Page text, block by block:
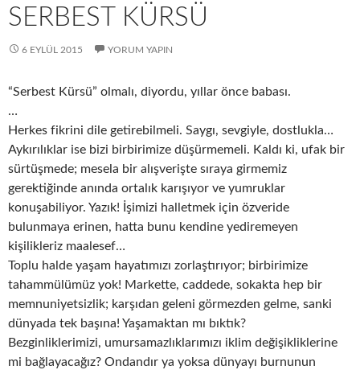
SERBEST KÜRSÜ
6 EYLÜL 2015 YORUM YAPIN
“Serbest Kürsü” olmalı, diyordu, yıllar önce babası.
…
Herkes fikrini dile getirebilmeli. Saygı, sevgiyle, dostlukla…
Aykırılıklar ise bizi birbirimize düşürmemeli. Kaldı ki, ufak bir
sürtüşmede; mesela bir alışverişte sıraya girmemiz
gerektiğinde anında ortalık karışıyor ve yumruklar
konuşabiliyor. Yazık! İşimizi halletmek için özveride
bulunmaya erinen, hatta bunu kendine yediremeyen
kişilikleriz maalesef…
Toplu halde yaşam hayatımızı zorlaştırıyor; birbirimize
tahammülümüz yok! Markette, caddede, sokakta hep bir
memnuniyetsizlik; karşıdan geleni görmezden gelme, sanki
dünyada tek başına! Yaşamaktan mı bıktık?
Bezginliklerimizi, umursamazlıklarımızı iklim değişikliklerine
mi bağlayacağız? Ondandır ya yoksa dünyayı burnunun